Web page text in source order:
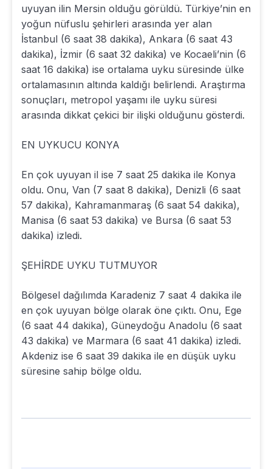
uyuyan ilin Mersin olduğu görüldü. Türkiye’nin en
yoğun nüfuslu şehirleri arasında yer alan
İstanbul (6 saat 38 dakika), Ankara (6 saat 43
dakika), İzmir (6 saat 32 dakika) ve Kocaeli’nin (6
saat 16 dakika) ise ortalama uyku süresinde ülke
ortalamasının altında kaldığı belirlendi. Araştırma
sonuçları, metropol yaşamı ile uyku süresi
arasında dikkat çekici bir ilişki olduğunu gösterdi.
EN UYKUCU KONYA
En çok uyuyan il ise 7 saat 25 dakika ile Konya
oldu. Onu, Van (7 saat 8 dakika), Denizli (6 saat
57 dakika), Kahramanmaraş (6 saat 54 dakika),
Manisa (6 saat 53 dakika) ve Bursa (6 saat 53
dakika) izledi.
ŞEHİRDE UYKU TUTMUYOR
Bölgesel dağılımda Karadeniz 7 saat 4 dakika ile
en çok uyuyan bölge olarak öne çıktı. Onu, Ege
(6 saat 44 dakika), Güneydoğu Anadolu (6 saat
43 dakika) ve Marmara (6 saat 41 dakika) izledi.
Akdeniz ise 6 saat 39 dakika ile en düşük uyku
süresine sahip bölge oldu.